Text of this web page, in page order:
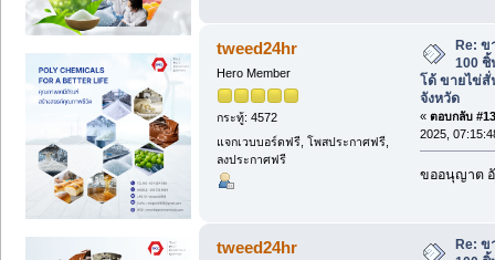
tweed24hr
Hero Member
กระทู้: 4572
แจกเวบบอร์ดฟรี, โพสประกาศฟรี,
ลงประกาศฟรี
Re: ข
100 ชิ้
โด้ ขายไข่สั่
จังหวัด
« ตอบกลับ
2025,
ขออนุญาต
tweed24hr
Re: ข